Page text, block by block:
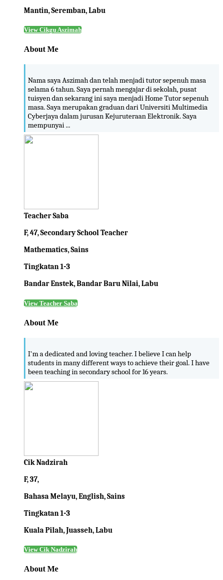
Mantin, Seremban, Labu
View Cikgu Aszimah
About Me
Nama saya Aszimah dan telah menjadi tutor sepenuh masa
selama 6 tahun. Saya pernah mengajar di sekolah, pusat
tuisyen dan sekarang ini saya menjadi Home Tutor sepenuh
masa. Saya merupakan graduan dari Universiti Multimedia
Cyberjaya dalam jurusan Kejuruteraan Elektronik. Saya
mempunyai ...
Teacher Saba
F, 47, Secondary School Teacher
Mathematics, Sains
Tingkatan 1-3
Bandar Enstek, Bandar Baru Nilai, Labu
View Teacher Saba
About Me
I'm a dedicated and loving teacher. I believe I can help
students in many different ways to achieve their goal. I have
been teaching in secondary school for 16 years.
Cik Nadzirah
F, 37,
Bahasa Melayu, English, Sains
Tingkatan 1-3
Kuala Pilah, Juasseh, Labu
View Cik Nadzirah
About Me